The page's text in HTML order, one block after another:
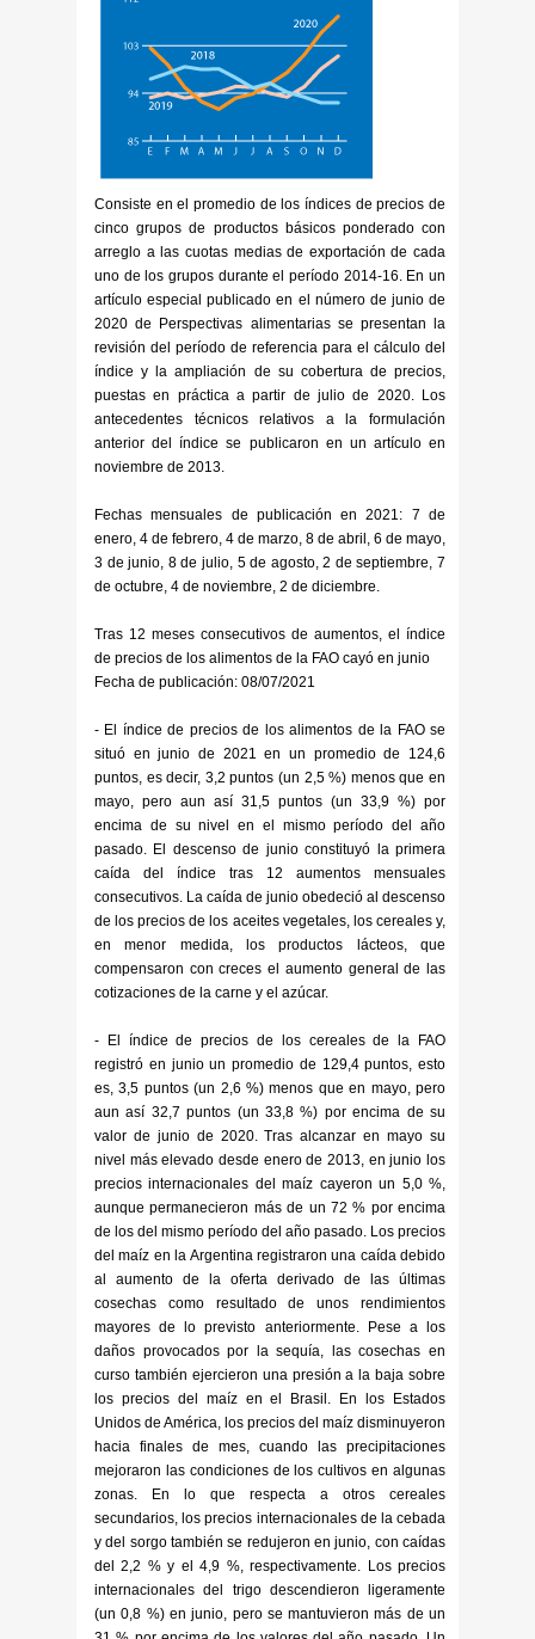
Consiste en el promedio de los índices de precios de
cinco grupos de productos básicos ponderado con
arreglo a las cuotas medias de exportación de cada
uno de los grupos durante el período 2014-16. En un
artículo especial publicado en el número de junio de
2020 de Perspectivas alimentarias se presentan la
revisión del período de referencia para el cálculo del
índice y la ampliación de su cobertura de precios,
puestas en práctica a partir de julio de 2020. Los
antecedentes técnicos relativos a la formulación
anterior del índice se publicaron en un artículo en
noviembre de 2013.
Fechas mensuales de publicación en 2021: 7 de
enero, 4 de febrero, 4 de marzo, 8 de abril, 6 de mayo,
3 de junio, 8 de julio, 5 de agosto, 2 de septiembre, 7
de octubre, 4 de noviembre, 2 de diciembre.
Tras 12 meses consecutivos de aumentos, el índice
de precios de los alimentos de la FAO cayó en junio
Fecha de publicación: 08/07/2021
- El índice de precios de los alimentos de la FAO se
situó en junio de 2021 en un promedio de 124,6
puntos, es decir, 3,2 puntos (un 2,5 %) menos que en
mayo, pero aun así 31,5 puntos (un 33,9 %) por
encima de su nivel en el mismo período del año
pasado. El descenso de junio constituyó la primera
caída del índice tras 12 aumentos mensuales
consecutivos. La caída de junio obedeció al descenso
de los precios de los aceites vegetales, los cereales y,
en menor medida, los productos lácteos, que
compensaron con creces el aumento general de las
cotizaciones de la carne y el azúcar.
- El índice de precios de los cereales de la FAO
registró en junio un promedio de 129,4 puntos, esto
es, 3,5 puntos (un 2,6 %) menos que en mayo, pero
aun así 32,7 puntos (un 33,8 %) por encima de su
valor de junio de 2020. Tras alcanzar en mayo su
nivel más elevado desde enero de 2013, en junio los
precios internacionales del maíz cayeron un 5,0 %,
aunque permanecieron más de un 72 % por encima
de los del mismo período del año pasado. Los precios
del maíz en la Argentina registraron una caída debido
al aumento de la oferta derivado de las últimas
cosechas como resultado de unos rendimientos
mayores de lo previsto anteriormente. Pese a los
daños provocados por la sequía, las cosechas en
curso también ejercieron una presión a la baja sobre
los precios del maíz en el Brasil. En los Estados
Unidos de América, los precios del maíz disminuyeron
hacia finales de mes, cuando las precipitaciones
mejoraron las condiciones de los cultivos en algunas
zonas. En lo que respecta a otros cereales
secundarios, los precios internacionales de la cebada
y del sorgo también se redujeron en junio, con caídas
del 2,2 % y el 4,9 %, respectivamente. Los precios
internacionales del trigo descendieron ligeramente
(un 0,8 %) en junio, pero se mantuvieron más de un